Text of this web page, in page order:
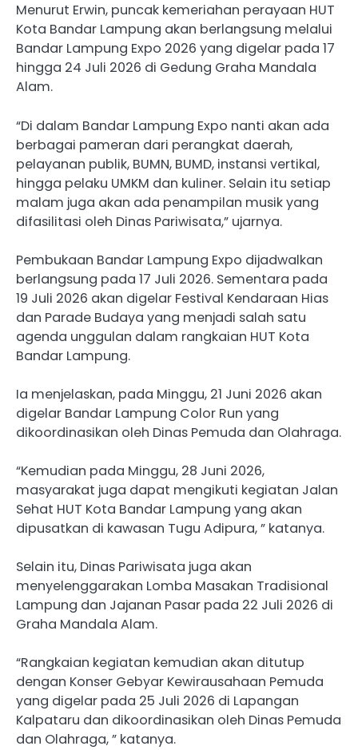
Menurut Erwin, puncak kemeriahan perayaan HUT
Kota Bandar Lampung akan berlangsung melalui
Bandar Lampung Expo 2026 yang digelar pada 17
hingga 24 Juli 2026 di Gedung Graha Mandala
Alam.
“Di dalam Bandar Lampung Expo nanti akan ada
berbagai pameran dari perangkat daerah,
pelayanan publik, BUMN, BUMD, instansi vertikal,
hingga pelaku UMKM dan kuliner. Selain itu setiap
malam juga akan ada penampilan musik yang
difasilitasi oleh Dinas Pariwisata,” ujarnya.
Pembukaan Bandar Lampung Expo dijadwalkan
berlangsung pada 17 Juli 2026. Sementara pada
19 Juli 2026 akan digelar Festival Kendaraan Hias
dan Parade Budaya yang menjadi salah satu
agenda unggulan dalam rangkaian HUT Kota
Bandar Lampung.
Ia menjelaskan, pada Minggu, 21 Juni 2026 akan
digelar Bandar Lampung Color Run yang
dikoordinasikan oleh Dinas Pemuda dan Olahraga.
“Kemudian pada Minggu, 28 Juni 2026,
masyarakat juga dapat mengikuti kegiatan Jalan
Sehat HUT Kota Bandar Lampung yang akan
dipusatkan di kawasan Tugu Adipura, ” katanya.
Selain itu, Dinas Pariwisata juga akan
menyelenggarakan Lomba Masakan Tradisional
Lampung dan Jajanan Pasar pada 22 Juli 2026 di
Graha Mandala Alam.
“Rangkaian kegiatan kemudian akan ditutup
dengan Konser Gebyar Kewirausahaan Pemuda
yang digelar pada 25 Juli 2026 di Lapangan
Kalpataru dan dikoordinasikan oleh Dinas Pemuda
dan Olahraga, ” katanya.